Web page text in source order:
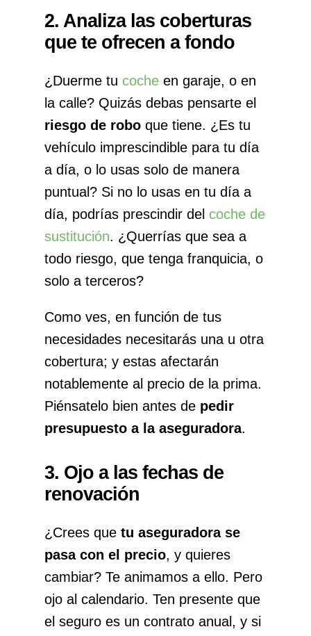
2. Analiza las coberturas
que te ofrecen a fondo
¿Duerme tu cocheen garaje, o en
la calle? Quizás debas pensarte el
riesgo de roboque tiene. ¿Es tu
vehículo imprescindible para tu día
a día, o lo usas solo de manera
puntual? Si no lo usas en tu día a
día, podrías prescindir del coche de
sustitución. ¿Querrías que sea a
todo riesgo, que tenga franquicia, o
solo a terceros?
Como ves, en función de tus
necesidades necesitarás una u otra
cobertura; y estas afectarán
notablemente al precio de la prima.
Piénsatelo bien antes de pedir
presupuesto a la aseguradora.
3. Ojo a las fechas de
renovación
¿Crees que tu aseguradora se
pasa con el precio, y quieres
cambiar? Te animamos a ello. Pero
ojo al calendario. Ten presente que
el seguro es un contrato anual, y si